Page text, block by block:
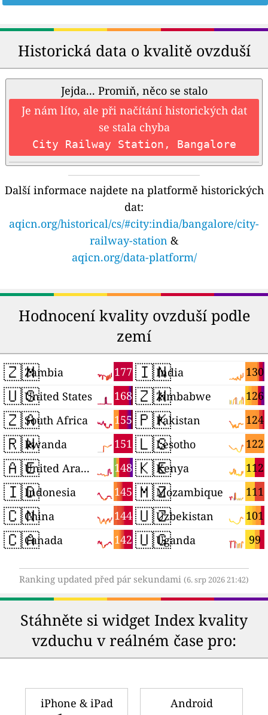
Historická data o kvalitě ovzduší
Jejda... Promiň, něco se stalo
Je nám líto, ale při načítání historických dat
se stala chyba
City Railway Station, Bangalore
Další informace najdete na platformě historických
dat:
aqicn.org/historical/cs/#city:india/bangalore/city-
railway-station &
aqicn.org/data-platform/
Hodnocení kvality ovzduší podle
zemí
🇿🇲 177
Zambia
🇺🇸 168
United States
🇿🇦 155
South Africa
🇷🇼 151
Rwanda
🇦🇪 148
United Arab Emirates
🇮🇩 145
Indonesia
🇨🇳 144
China
🇨🇦 142
Canada
🇮🇳 130
India
🇿🇼 126
Zimbabwe
🇵🇰 124
Pakistan
🇱🇸 122
Lesotho
🇰🇪 112
Kenya
🇲🇿 111
Mozambique
🇺🇿 101
Uzbekistan
🇺🇬 99
Uganda
Ranking updated před pár sekundami (6. srp 2026 21:42)
Stáhněte si widget Index kvality
vzduchu v reálném čase pro:
iPhone & iPad Android